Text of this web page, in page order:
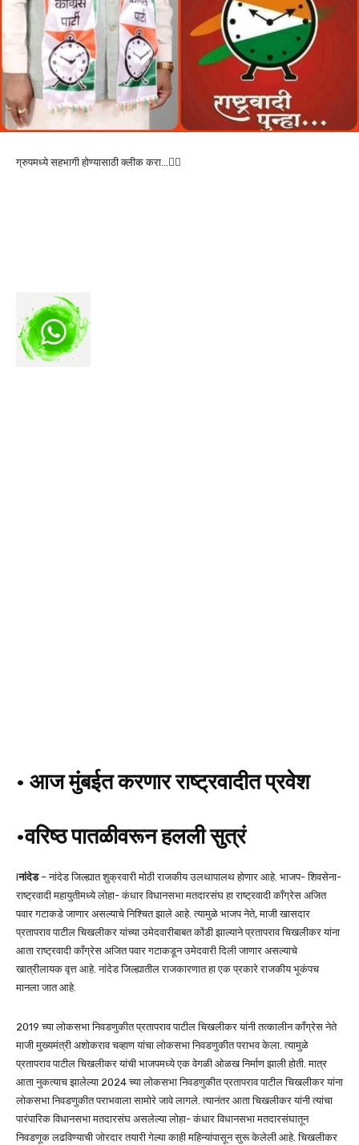
ग्रुपमध्ये सहभागी होण्यासाठी क्लीक करा…👆🏻
• आज मुंबईत करणार राष्ट्रवादीत प्रवेश
•वरिष्ठ पातळीवरून हलली सुत्रं
lनांदेड– नांदेड जिल्ह्यात शुक्रवारी मोठी राजकीय उलथापालथ होणार आहे. भाजप- शिवसेना-
राष्ट्रवादी महायुतीमध्ये लोहा- कंधार विधानसभा मतदारसंघ हा राष्ट्रवादी काँग्रेस अजित
पवार गटाकडे जाणार असल्याचे निश्चित झाले आहे. त्यामुळे भाजप नेते, माजी खासदार
प्रतापराव पाटील चिखलीकर यांच्या उमेदवारीबाबत कोंडी झाल्याने प्रतापराव चिखलीकर यांना
आता राष्ट्रवादी काँग्रेस अजित पवार गटाकडून उमेदवारी दिली जाणार असल्याचे
खात्रीलायक वृत्त आहे. नांदेड जिल्ह्यातील राजकारणात हा एक प्रकारे राजकीय भूकंपच
मानला जात आहे.
2019 च्या लोकसभा निवडणुकीत प्रतापराव पाटील चिखलीकर यांनी तत्कालीन काँग्रेस नेते
माजी मुख्यमंत्री अशोकराव चव्हाण यांचा लोकसभा निवडणुकीत पराभव केला. त्यामुळे
प्रतापराव पाटील चिखलीकर यांची भाजपमध्ये एक वेगळी ओळख निर्माण झाली होती. मात्र
आता नुकत्याच झालेल्या 2024 च्या लोकसभा निवडणुकीत प्रतापराव पाटील चिखलीकर यांना
लोकसभा निवडणुकीत पराभवाला सामोरे जावे लागले. त्यानंतर आता चिखलीकर यांनी त्यांचा
पारंपारिक विधानसभा मतदारसंघ असलेल्या लोहा- कंधार विधानसभा मतदारसंघातून
निवडणूक लढविण्याची जोरदार तयारी गेल्या काही महिन्यांपासून सुरू केलेली आहे. चिखलीकर